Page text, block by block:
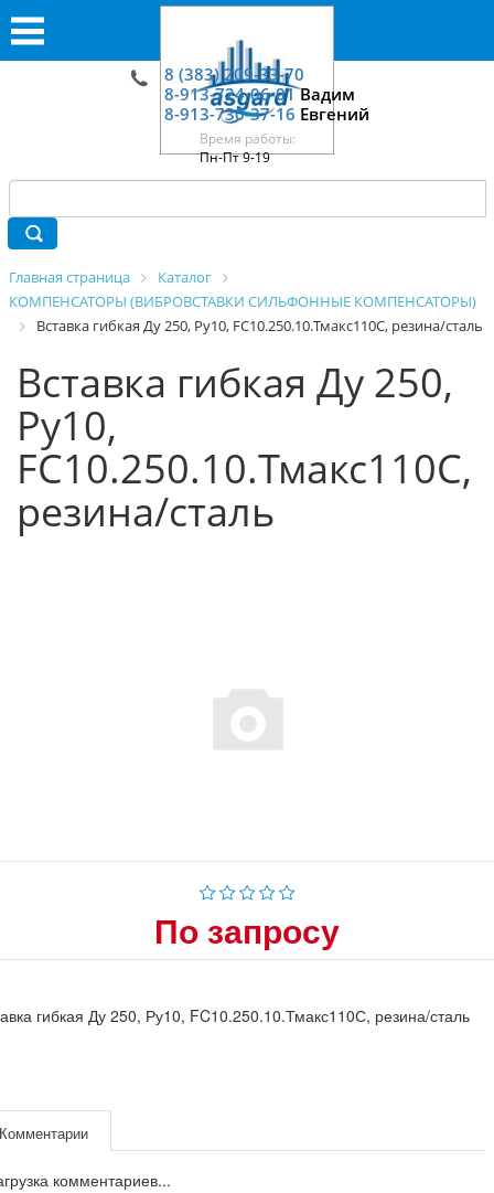
8 (383) 209-33-70
8-913-724-06-01Вадим
8-913-730-37-16 Евгений
Время работы:
Пн-Пт 9-19
Главная страница
Каталог
КОМПЕНСАТОРЫ (ВИБРОВСТАВКИ СИЛЬФОННЫЕ КОМПЕНСАТОРЫ)
Вставка гибкая Ду 250, Ру10, FC10.250.10.Тмакс110С, резина/сталь
Вставка гибкая Ду 250,
Ру10,
FC10.250.10.Тмакс110С,
резина/сталь
По запросу
гибкая Ду 250, Ру10, FC10.250.10.Тмакс110С, резина/сталь
комментариев...